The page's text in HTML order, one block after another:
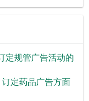
定规管广告活动的
定药品广告方面